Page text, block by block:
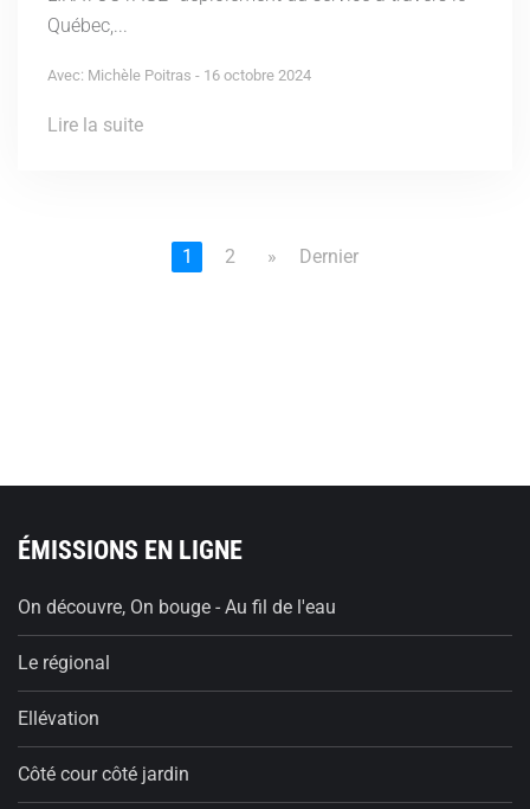
Québec,...
Avec: Michèle Poitras - 16 octobre 2024
Lire la suite
1 2 » Dernier
ÉMISSIONS EN LIGNE
On découvre, On bouge - Au fil de l'eau
Le régional
Ellévation
Côté cour côté jardin